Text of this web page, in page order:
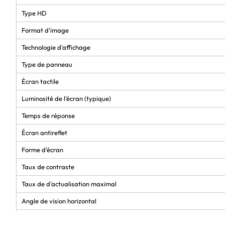
Type HD
Format d'image
Technologie d'affichage
Type de panneau
Écran tactile
Luminosité de l'écran (typique)
Temps de réponse
Écran antireflet
Forme d'écran
Taux de contraste
Taux de d'actualisation maximal
Angle de vision horizontal